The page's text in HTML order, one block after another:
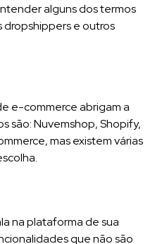
alguns dos termos
e outros
e-commerce abrigam a
são: Nuvemshop, Shopify,
mas existem várias
na plataforma de sua
que não são